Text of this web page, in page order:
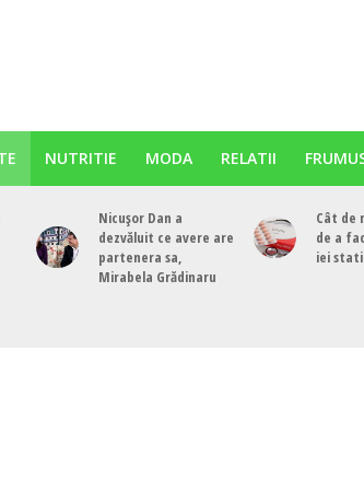
NUTRITIE MODA RELATII
Nicușor Dan a
dezvăluit ce avere are
partenera sa,
Mirabela Grădinaru
Cât de
de a
iei